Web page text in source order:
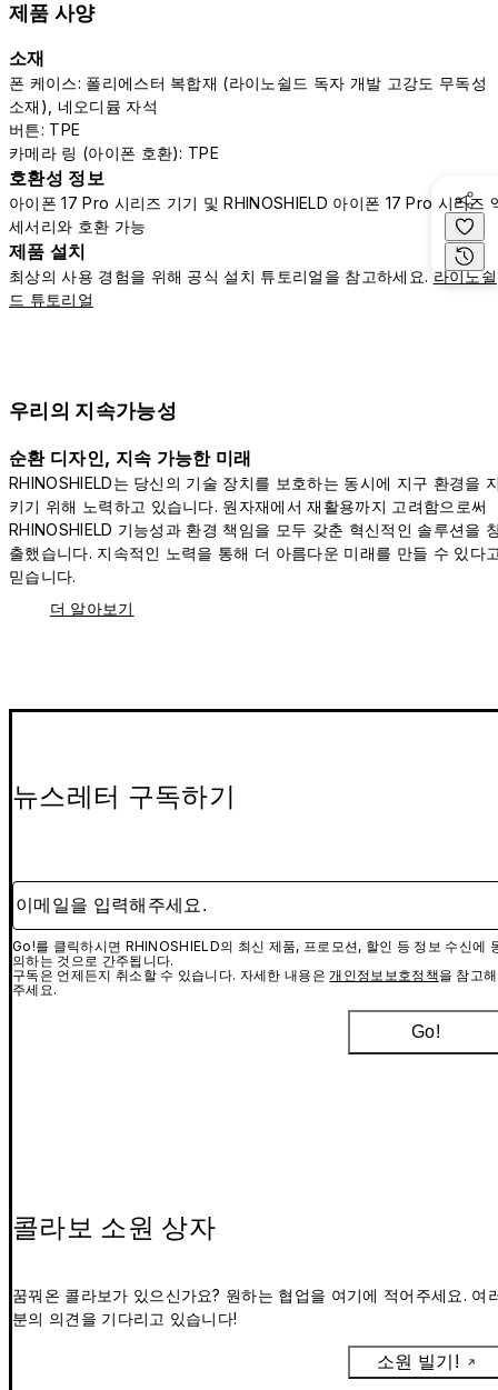
제품 사양
소재
폰 케이스: 폴리에스터 복합재 (라이노쉴드 독자 개발 고강도 무독성
소재), 네오디뮴 자석
버튼: TPE
카메라 링 (아이폰 호환): TPE
호환성 정보
아이폰 17 Pro 시리즈 기기 및 RHINOSHIELD 아이폰 17 Pro 시리즈
세서리와 호환 가능
제품 설치
최상의 사용 경험을 위해 공식 설치 튜토리얼을 참고하세요. 라이노쉴
드 튜토리얼
우리의 지속가능성
순환 디자인, 지속 가능한 미래
RHINOSHIELD는 당신의 기술 장치를 보호하는 동시에 지구 환경을
키기 위해 노력하고 있습니다. 원자재에서 재활용까지 고려함으로써
RHINOSHIELD 기능성과 환경 책임을 모두 갖춘 혁신적인 솔루션을
출했습니다. 지속적인 노력을 통해 더 아름다운 미래를 만들 수 있다
믿습니다.
더 알아보기
뉴스레터 구독하기
이메일을 입력해주세요.
Go!를 클릭하시면 RHINOSHIELD의 최신 제품, 프로모션, 할인 등 정보 수신에
의하는 것으로 간주됩니다.
구독은 언제든지 취소할 수 있습니다. 자세한 내용은 개인정보보호정책을 참고해
주세요.
Go!
콜라보 소원 상자
꿈꿔온 콜라보가 있으신가요? 원하는 협업을 여기에 적어주세요. 여
분의 의견을 기다리고 있습니다!
소원 빌기!